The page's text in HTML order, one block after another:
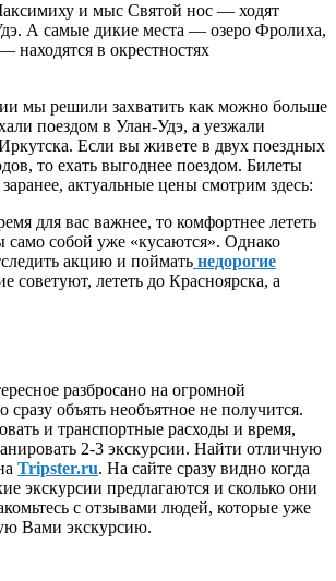
и мыс Святой нос — ходят
А самые дикие места — озеро Фролиха,
находятся в окрестностях
мы решили захватить как можно больше
поездом в Улан-Удэ, а уезжали
Если вы живете в двух поездных
то ехать выгоднее поездом. Билеты
актуальные цены смотрим здесь:
для вас важнее, то комфортнее лететь
само собой уже «кусаются». Однако
акцию и поймать недорогие
советуют, лететь до Красноярска, а
разбросано на огромной
сразу объять необъятное не получится.
и транспортные расходы и время,
2-3 экскурсии. Найти отличную
Tripster.ru. На сайте сразу видно когда
экскурсии предлагаются и сколько они
с отзывами людей, которые уже
Вами экскурсию.